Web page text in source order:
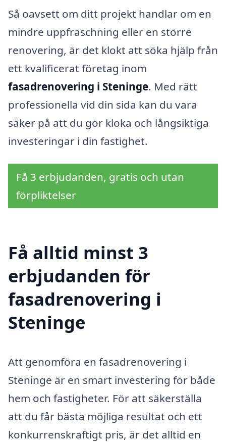
Så oavsett om ditt projekt handlar om en
mindre uppfräschning eller en större
renovering, är det klokt att söka hjälp från
ett kvalificerat företag inom
fasadrenovering i Steninge. Med rätt
professionella vid din sida kan du vara
säker på att du gör kloka och långsiktiga
investeringar i din fastighet.
Få 3 erbjudanden, gratis och utan
förpliktelser
Få alltid minst 3
erbjudanden för
fasadrenovering i
Steninge
Att genomföra en fasadrenovering i
Steninge är en smart investering för både
hem och fastigheter. För att säkerställa
att du får bästa möjliga resultat och ett
konkurrenskraftigt pris, är det alltid en